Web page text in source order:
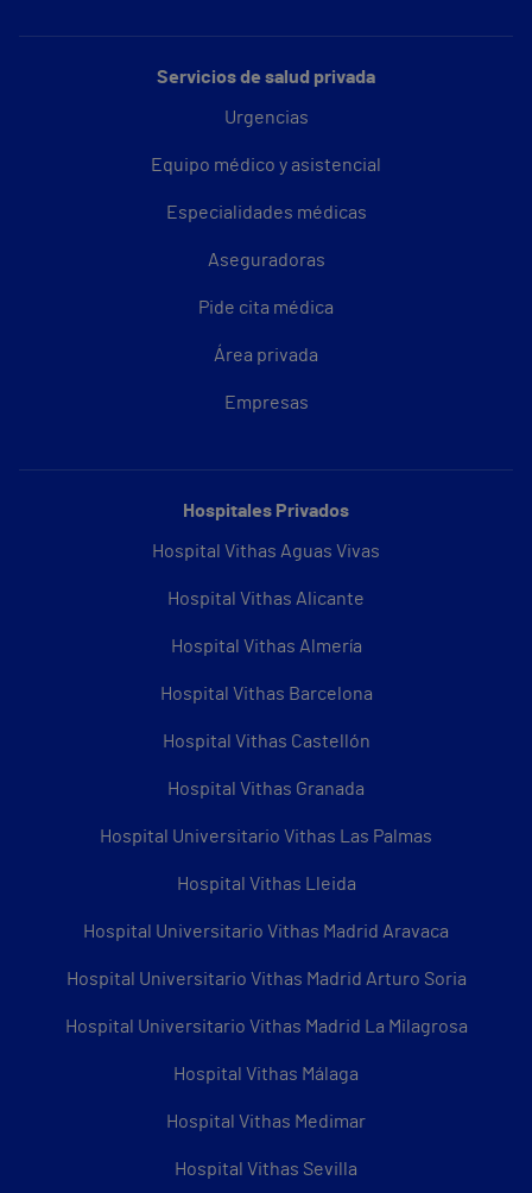
Servicios de salud privada
Urgencias
Equipo médico y asistencial
Especialidades médicas
Aseguradoras
Pide cita médica
Área privada
Empresas
Hospitales Privados
Hospital Vithas Aguas Vivas
Hospital Vithas Alicante
Hospital Vithas Almería
Hospital Vithas Barcelona
Hospital Vithas Castellón
Hospital Vithas Granada
Hospital Universitario Vithas Las Palmas
Hospital Vithas Lleida
Hospital Universitario Vithas Madrid Aravaca
Hospital Universitario Vithas Madrid Arturo Soria
Hospital Universitario Vithas Madrid La Milagrosa
Hospital Vithas Málaga
Hospital Vithas Medimar
Hospital Vithas Sevilla